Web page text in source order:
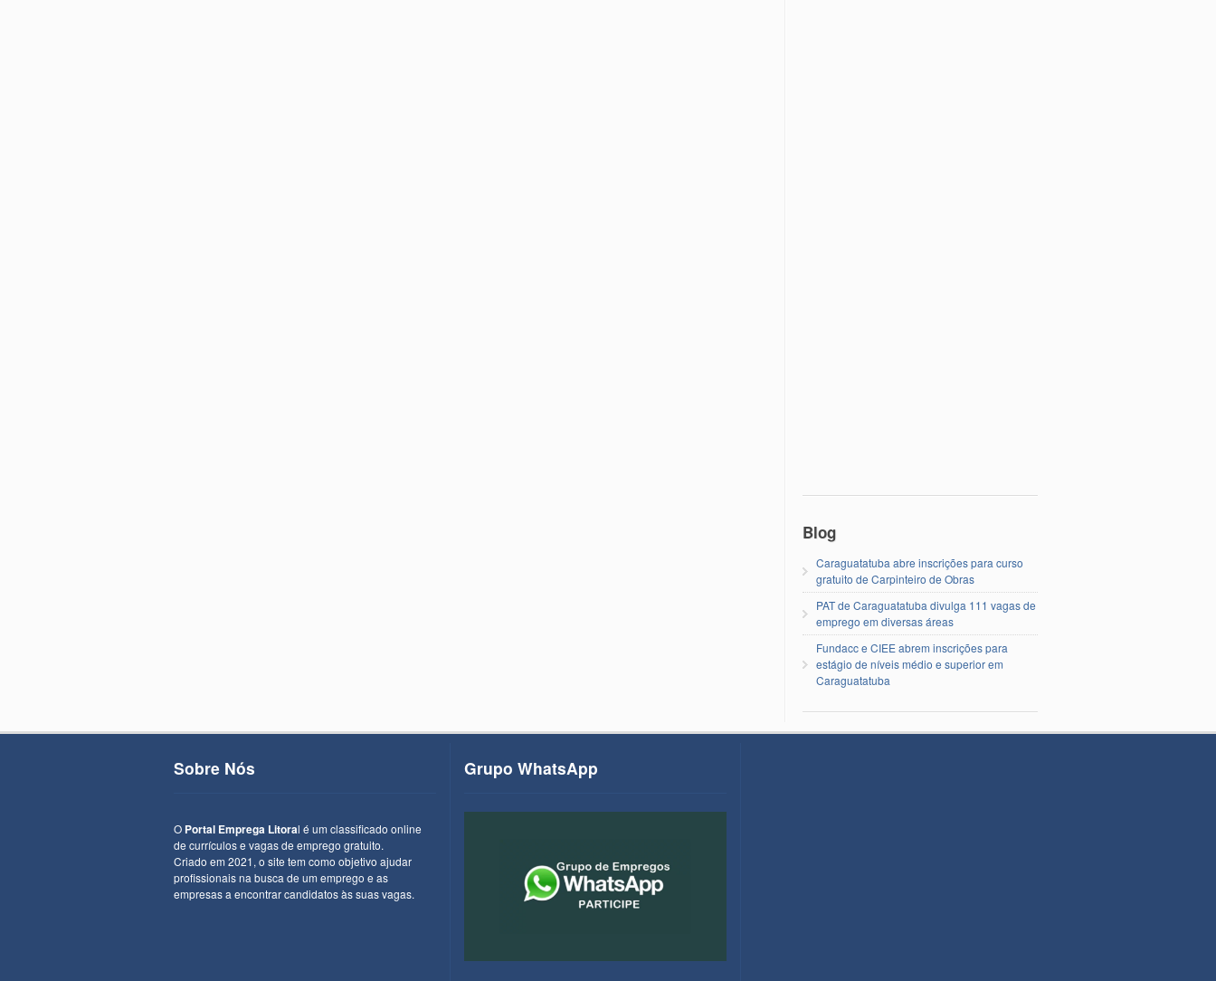
Blog
Caraguatatuba abre inscrições para curso
gratuito de Carpinteiro de Obras
PAT de Caraguatatuba divulga 111 vagas de
emprego em diversas áreas
Fundacc e CIEE abrem inscrições para
estágio de níveis médio e superior em
Caraguatatuba
Sobre Nós
O Portal Emprega Litoral é um classificado online
de currículos e vagas de emprego gratuito.
Criado em 2021, o site tem como objetivo ajudar
profissionais na busca de um emprego e as
empresas a encontrar candidatos às suas vagas.
Grupo WhatsApp